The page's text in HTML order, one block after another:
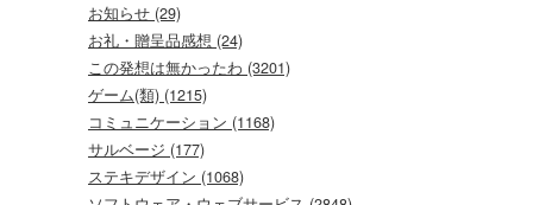
お知らせ (29)
お礼・贈呈品感想 (24)
この発想は無かったわ (3201)
ゲーム(類) (1215)
コミュニケーション (1168)
サルベージ (177)
ステキデザイン (1068)